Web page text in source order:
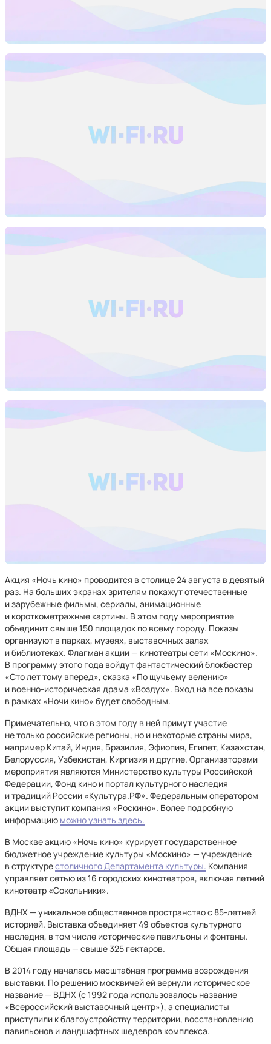
Акция «Ночь кино» проводится в столице 24 августа в девятый
раз. На больших экранах зрителям покажут отечественные
и зарубежные фильмы, сериалы, анимационные
и короткометражные картины. В этом году мероприятие
объединит свыше 150 площадок по всему городу. Показы
организуют в парках, музеях, выставочных залах
и библиотеках. Флагман акции — кинотеатры сети «Москино».
В программу этого года войдут фантастический блокбастер
«Сто лет тому вперед», сказка «По щучьему велению»
и военно-историческая драма «Воздух». Вход на все показы
в рамках «Ночи кино» будет свободным.
Примечательно, что в этом году в ней примут участие
не только российские регионы, но и некоторые страны мира,
например Китай, Индия, Бразилия, Эфиопия, Египет, Казахстан,
Белоруссия, Узбекистан, Киргизия и другие. Организаторами
мероприятия являются Министерство культуры Российской
Федерации, Фонд кино и портал культурного наследия
и традиций России «Культура.РФ». Федеральным оператором
акции выступит компания «Роскино». Более подробную
информацию можно узнать здесь.
В Москве акцию «Ночь кино» курирует государственное
бюджетное учреждение культуры «Москино» — учреждение
в структурестоличного Департамента культуры. Компания
управляет сетью из 16 городских кинотеатров, включая летний
кинотеатр «Сокольники».
ВДНХ — уникальное общественное пространство с 85-летней
историей. Выставка объединяет 49 объектов культурного
наследия, в том числе исторические павильоны и фонтаны.
Общая площадь — свыше 325 гектаров.
В 2014 году началась масштабная программа возрождения
выставки. По решению москвичей ей вернули историческое
название — ВДНХ (с 1992 года использовалось название
«Всероссийский выставочный центр»), а специалисты
приступили к благоустройству территории, восстановлению
павильонов и ландшафтных шедевров комплекса.